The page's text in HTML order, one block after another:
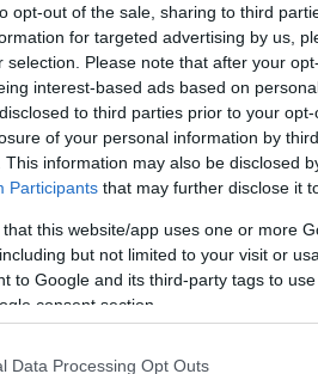
opt-out of the sale, sharing to third
for targeted advertising by us,
selection. Please note that after your
interest-based ads based on
to third parties prior to your
of your personal information by
This information may also be disclosed
Participants that may further disclose it
that this website/app uses one or more
but not limited to your visit or
to Google and its third-party tags to
consent section.
Data Processing Opt Outs
Nyitva Mutass többet
igényesen kialakított fogadótérben
és irodai szolgáltatás
internet, voip telefonálás olcsón,
belvárosában a Kossuth utca 8.